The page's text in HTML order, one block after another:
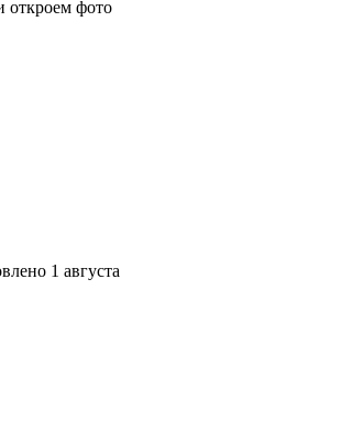
откроем фото
1 августа